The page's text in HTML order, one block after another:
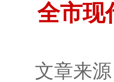
全市现
文章来